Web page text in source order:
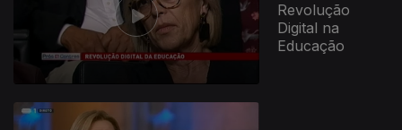
Revolução
Digital na
Educação